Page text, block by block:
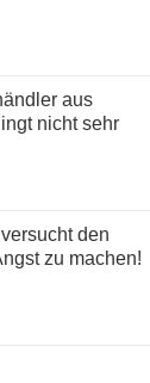
nicht sehr
zu machen!